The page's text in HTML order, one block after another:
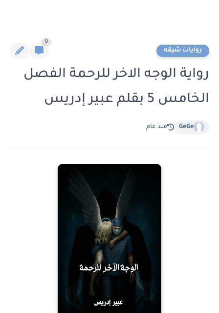
روايات شيقه
0
رواية الوجه الاخر للرحمة الفصل
الخامس 5 بقلم عبير إدريس
GeGe منذ عام